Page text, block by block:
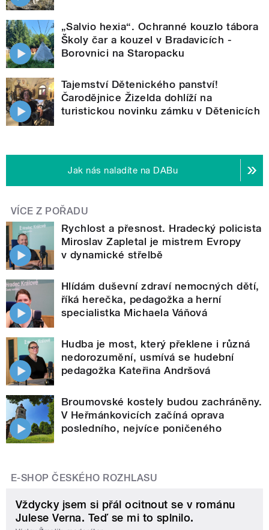
„Salvio hexia“. Ochranné kouzlo tábora
Školy čar a kouzel v Bradavicích -
Borovnici na Staropacku
Tajemství Dětenického panství!
Čarodějnice Žizelda dohlíží na
turistickou novinku zámku v Dětenicích
Jak nás naladíte na DABu
VÍCE Z POŘADU
Rychlost a přesnost. Hradecký policista
Miroslav Zapletal je mistrem Evropy
v dynamické střelbě
Hlídám duševní zdraví nemocných dětí,
říká herečka, pedagožka a herní
specialistka Michaela Váňová
Hudba je most, který překlene i různá
nedorozumění, usmívá se hudební
pedagožka Kateřina Andršová
Broumovské kostely budou zachráněny.
V Heřmánkovicích začíná oprava
posledního, nejvíce poničeného
E-SHOP ČESKÉHO ROZHLASU
Vždycky jsem si přál ocitnout se v románu
Julese Verna. Teď se mi to splnilo.